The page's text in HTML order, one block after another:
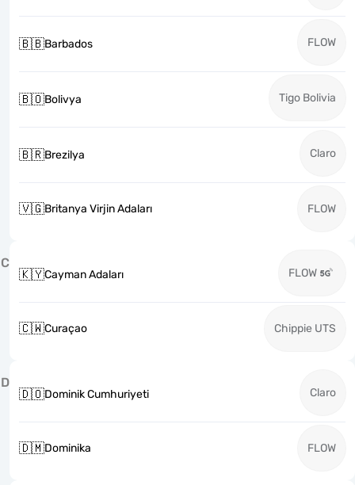
🇧🇧Barbados FLOW
🇧🇴Bolivya Tigo Bolivia
🇧🇷Brezilya Claro
🇻🇬Britanya Virjin Adaları FLOW
C
🇰🇾Cayman Adaları FLOW
🇨🇼Curaçao Chippie UTS
D
🇩🇴Dominik Cumhuriyeti Claro
🇩🇲Dominika FLOW